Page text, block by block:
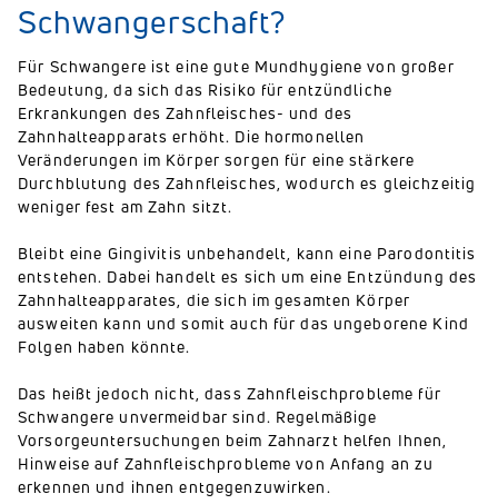
Schwangerschaft?
Für Schwangere ist eine gute Mundhygiene von großer
Bedeutung, da sich das Risiko für entzündliche
Erkrankungen des Zahnfleisches- und des
Zahnhalteapparats erhöht. Die hormonellen
Veränderungen im Körper sorgen für eine stärkere
Durchblutung des Zahnfleisches, wodurch es gleichzeitig
weniger fest am Zahn sitzt.
Bleibt eine Gingivitis unbehandelt, kann eine Parodontitis
entstehen. Dabei handelt es sich um eine Entzündung des
Zahnhalteapparates, die sich im gesamten Körper
ausweiten kann und somit auch für das ungeborene Kind
Folgen haben könnte.
Das heißt jedoch nicht, dass Zahnfleischprobleme für
Schwangere unvermeidbar sind. Regelmäßige
Vorsorgeuntersuchungen beim Zahnarzt helfen Ihnen,
Hinweise auf Zahnfleischprobleme von Anfang an zu
erkennen und ihnen entgegenzuwirken.